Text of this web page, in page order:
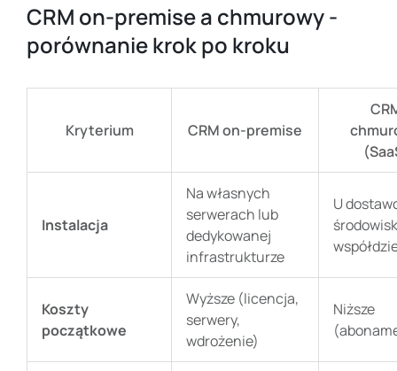
CRM on-premise a chmurowy -
porównanie krok po kroku
Kryterium CRM on-premise
Instalacja
Na własnych
serwerach lub
dedykowanej
infrastrukturze
U
Koszty
początkowe
Wyższe (licencja,
serwery,
wdrożenie)
Niższe